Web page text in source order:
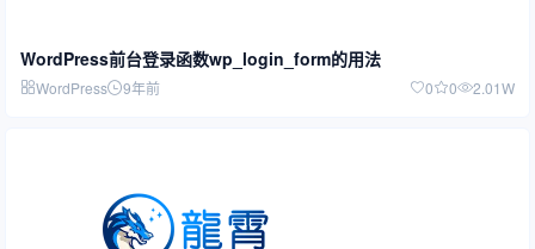
WordPress前台登录函数wp_login_form的用法
WordPress 9年前 0 0 2.01W